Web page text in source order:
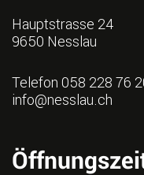
Hauptstrasse 24
9650 Nesslau
Telefon 058 228 76
info@nesslau.ch